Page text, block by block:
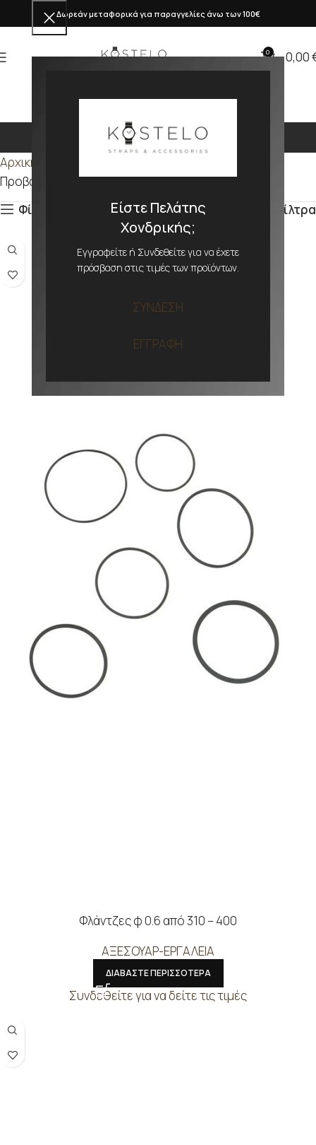
Είστε Πελάτης
Χονδρικής;
Εγγραφείτε ή Συνδεθείτε για να έχετε
πρόσβαση στις τιμές των προϊόντων.
ΣΥΝΔΕΣΗ
ΕΓΓΡΑΦΗ
Δωρεάν μεταφορικά για παραγγελίες άνω των 100€
0 0,00
340
Αρχική σελίδα
Προβάλλονται όλα - 4 αποτελέσματα
Φίλτρα
Φίλτρα
Φλάντζες φ 0.6 από 310 – 400
ΑΞΕΣΟΥΑΡ-ΕΡΓΑΛΕΙΑ
ΔΙΑΒΑΣΤΕ ΠΕΡΙΣΣΟΤΕΡΑ
Συνδεθείτε για να δείτε τις τιμές